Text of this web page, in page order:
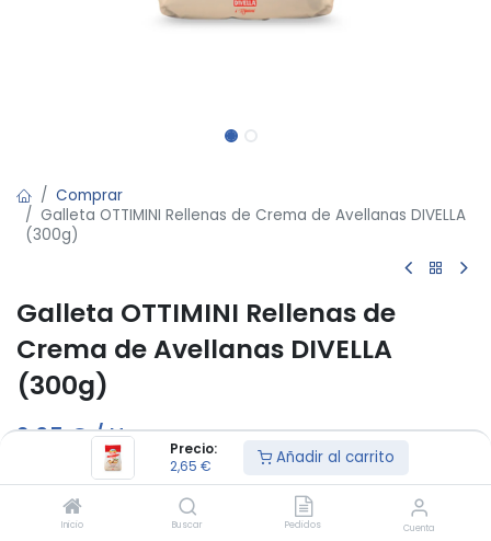
Precio:
2,65 € Añadir al carrito
Inicio Buscar Pedidos Cuenta
Comprar
Galleta OTTIMINI Rellenas de Crema de Avellanas DIVELLA
(300g)
Galleta OTTIMINI Rellenas de
Crema de Avellanas DIVELLA
(300g)
2,65€/U
Fuera de stock
Reciba una notificación cuando vuelva a estar disponible